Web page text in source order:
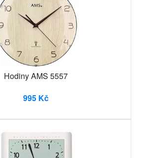
Hodiny AMS 5557
995 Kč